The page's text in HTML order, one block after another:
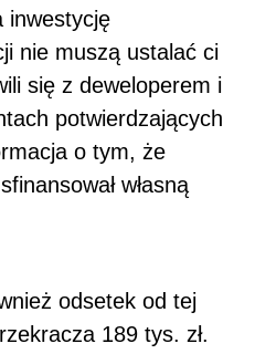
inwestycję
nie muszą ustalać ci
się z deweloperem i
potwierdzających
o tym, że
własną
odsetek od tej
189 tys. zł.